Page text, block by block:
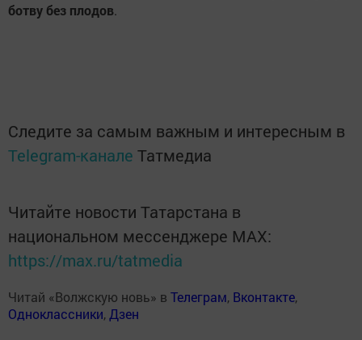
ботву без плодов.
Следите за самым важным и интересным в
Telegram-канале Татмедиа
Читайте новости Татарстана в
национальном мессенджере MАХ:
https://max.ru/tatmedia
Читай «Волжскую новь» в Телеграм, Вконтакте,
Одноклассники, Дзен